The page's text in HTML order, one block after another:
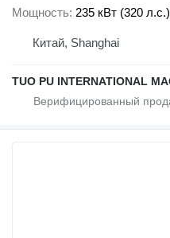
Мощность 235 кВт (320 л.с.)
Китай, Shanghai